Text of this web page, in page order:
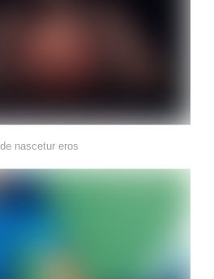
nascetur eros